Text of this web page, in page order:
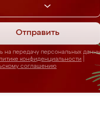
Отправить
на передачу персональных
конфиденциальности
соглашению